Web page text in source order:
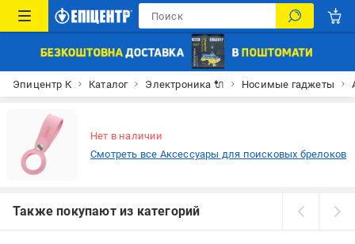
Эпицентр К Каталог Электроника 🔌 Носимые гаджеты
Нет в наличии
Смотреть все Аксессуары для поисковых брелоков
Также покупают из категорий